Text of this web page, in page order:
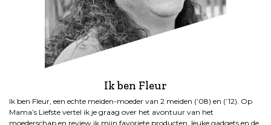
Ik ben Fleur
Ik ben Fleur, een echte meiden-moeder van 2 meiden (’08) en (’12). Op
Mama’s Liefste vertel ik je graag over het avontuur van het
moederschap en review ik mijn favoriete producten, leuke gadgets en de